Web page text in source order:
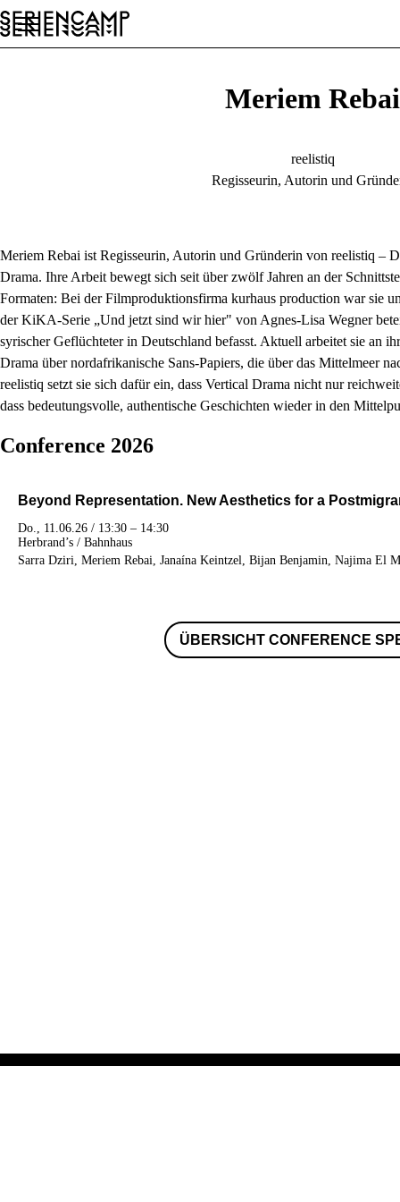
FestivalConference
Meriem Rebai
reelistiq
Regisseurin, Autorin und
Meriem Rebai ist Regisseurin, Autorin und Gründerin von reelistiq –
Drama. Ihre Arbeit bewegt sich seit über zwölf Jahren an der
Formaten: Bei der Filmproduktionsfirma kurhaus production war sie
der KiKA-Serie „Und jetzt sind wir hier" von Agnes-Lisa Wegner
syrischer Geflüchteter in Deutschland befasst. Aktuell arbeitet sie an
Drama über nordafrikanische Sans-Papiers, die über das Mittelmeer
reelistiq setzt sie sich dafür ein, dass Vertical Drama nicht nur
dass bedeutungsvolle, authentische Geschichten wieder in den
Conference 2026
Beyond Representation. New Aesthetics for a
Do., 11.06.26 / 13:30 – 14:30
Herbrand’s / Bahnhaus
Sarra Dziri, Meriem Rebai, Janaína Keintzel, Bijan Benjamin, Najima El
ÜBERSICHT CONFERENCE